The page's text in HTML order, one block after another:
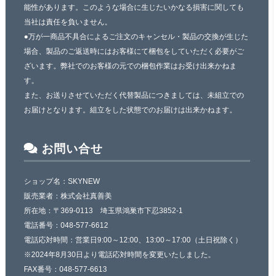
能性があります。このような場合に生じたいかなる損害に関しても
当社は責任を負いません。
●万が一商品不具合によるご注文のキャンセル・製品の交換が生じた
場合、製品のご返送時にはお客様にて梱包をしていただく必要がご
ざいます。弊社でのお客様の元での梱包作業はお受け出来かねま
す。
また、お送りさせていただく代替製品につきましては、未組立での
お届けとなります。組立をした状態でのお届けは出来かねます。
お問い合せ
ショップ名：SKYNEW
販売業者：株式会社真善美
所在地：〒369-0113 埼玉県鴻巣市下忍3852-1
電話番号：048-577-6612
電話応対時間：営業日9:00～12:00、13:00～17:00（土日祝除く）
※2024年8月30日より電話応対時間を変更いたしました。
FAX番号：048-577-6613